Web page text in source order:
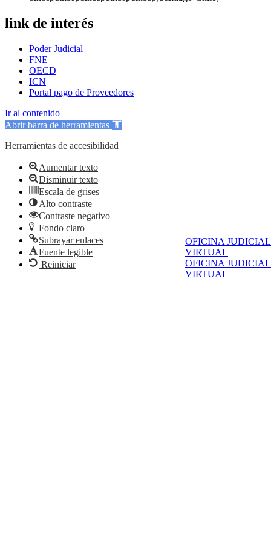
OFICINA JUDICIAL
VIRTUAL
OFICINA JUDICIAL
VIRTUAL
link de interés
Poder Judicial
FNE
OECD
ICN
Portal pago de Proveedores
Ir al contenido
Abrir barra de herramientas
Herramientas de accesibilidad
Aumentar texto
Disminuir texto
Escala de grises
Alto contraste
Contraste negativo
Fondo claro
Subrayar enlaces
Fuente legible
Reiniciar